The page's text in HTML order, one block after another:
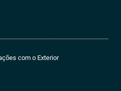
com o Exterior